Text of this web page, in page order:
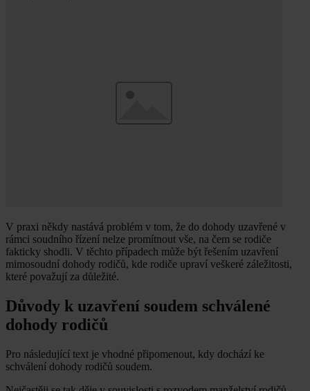
V praxi někdy nastává problém v tom, že do dohody uzavřené v
rámci soudního řízení nelze promítnout vše, na čem se rodiče
fakticky shodli. V těchto případech může být řešením uzavření
mimosoudní dohody rodičů, kde rodiče upraví veškeré záležitosti,
které považují za důležité.
Důvody k uzavření soudem schválené
dohody rodičů
Pro následující text je vhodné připomenout, kdy dochází ke
schválení dohody rodičů soudem.